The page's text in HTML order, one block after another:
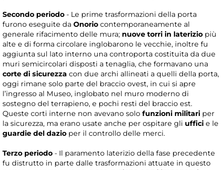
Secondo periodo - Le prime trasformazioni della porta
furono eseguite da Onorio contemporaneamente al
generale rifacimento delle mura; nuove torri in laterizio più
alte e di forma circolare inglobarono le vecchie, inoltre fu
aggiunta sul lato interno una controporta costituita da due
muri semicircolari disposti a tenaglia, che formavano una
corte di sicurezza con due archi allineati a quelli della porta,
oggi rimane solo parte del braccio ovest, in cui si apre
l’ingresso al Museo, inglobato nel muro moderno di
sostegno del terrapieno, e pochi resti del braccio est.
Queste corti interne non avevano solo funzioni militari per
la sicurezza, ma erano usate anche per ospitare gli uffici e le
guardie del dazio per il controllo delle merci.
Terzo periodo - Il paramento laterizio della fase precedente
fu distrutto in parte dalle trasformazioni attuate in questo